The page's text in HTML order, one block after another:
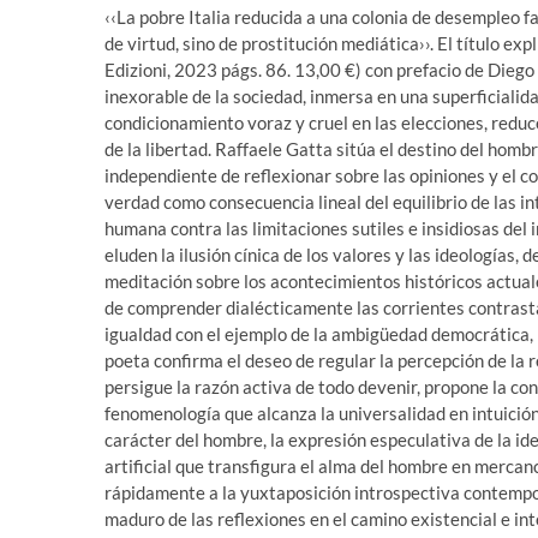
‹‹La pobre Italia reducida a una colonia de
de virtud, sino de prostitución mediática››. El título
Edizioni, 2023 págs. 86. 13,00 €) con prefacio de
inexorable de la sociedad, inmersa en una
condicionamiento voraz y cruel en las elecciones,
de la libertad. Raffaele Gatta sitúa el destino del
independiente de reflexionar sobre las opiniones y el
verdad como consecuencia lineal del equilibrio de las
humana contra las limitaciones sutiles e insidiosas
eluden la ilusión cínica de los valores y las ideologías,
meditación sobre los acontecimientos históricos
de comprender dialécticamente las corrientes
igualdad con el ejemplo de la ambigüedad
poeta confirma el deseo de regular la percepción de
persigue la razón activa de todo devenir, propone la
fenomenología que alcanza la universalidad en
carácter del hombre, la expresión especulativa de la
artificial que transfigura el alma del hombre en
rápidamente a la yuxtaposición introspectiva
maduro de las reflexiones en el camino existencial e